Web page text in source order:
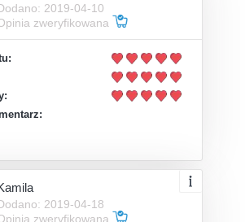
2019-04-10
zweryfikowana
2019-04-18
zweryfikowana